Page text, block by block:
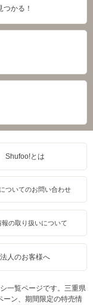
かる！
Shufoo!とは
ついてのお問い合わせ
報の取り扱いについて
法人のお客様へ
一覧ページです。三重県
ーン、期間限定の特売情